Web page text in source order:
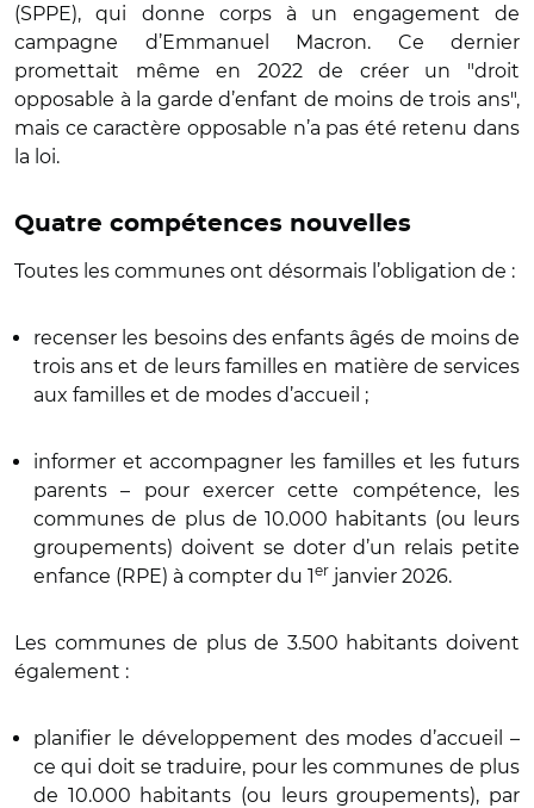
(SPPE), qui donne corps à un engagement de
campagne d’Emmanuel Macron. Ce dernier
promettait même en 2022 de créer un "droit
opposable à la garde d’enfant de moins de trois ans",
mais ce caractère opposable n’a pas été retenu dans
la loi.
Quatre compétences nouvelles
Toutes les communes ont désormais l’obligation de :
recenser les besoins des enfants âgés de moins de
trois ans et de leurs familles en matière de services
aux familles et de modes d’accueil ;
informer et accompagner les familles et les futurs
parents – pour exercer cette compétence, les
communes de plus de 10.000 habitants (ou leurs
groupements) doivent se doter d’un relais petite
enfance (RPE) à compter du 1er janvier 2026.
Les communes de plus de 3.500 habitants doivent
également :
planifier le développement des modes d’accueil –
ce qui doit se traduire, pour les communes de plus
de 10.000 habitants (ou leurs groupements), par